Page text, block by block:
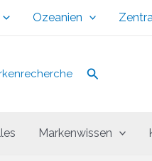
Ozeanien
Suchen
Markenwissen